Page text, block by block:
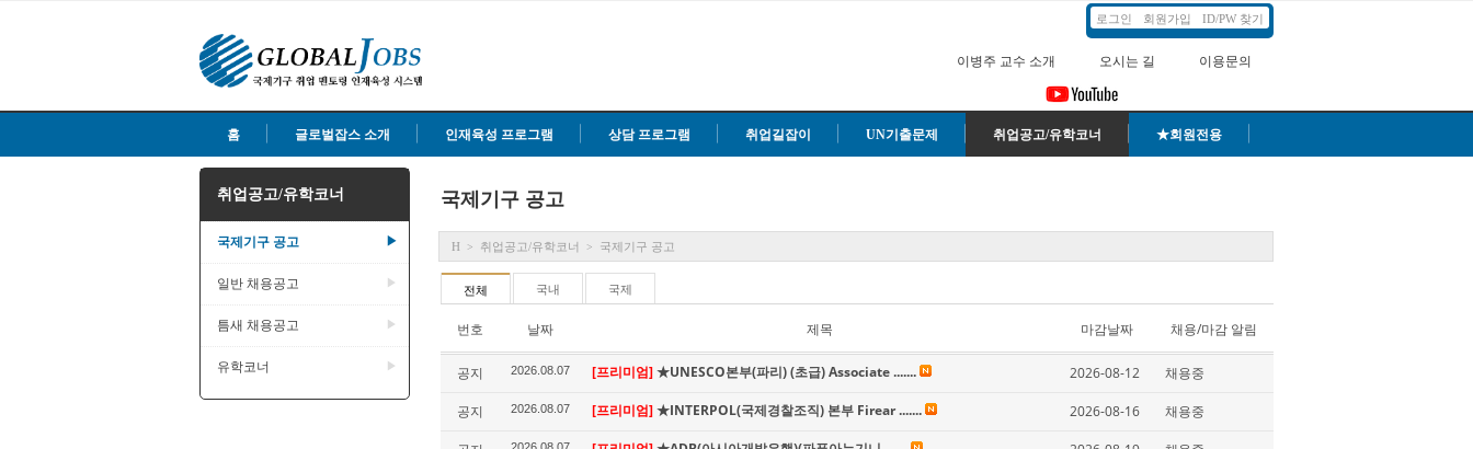
로그인 회원가입 ID/PW 찾기
이병주 교수 소개 오시는 길 이용문의
홈 글로벌잡스 소개 인재육성 프로그램 상담 프로그램 취업길잡이 UN기출문제 취업공고/유학코너 ★회원전용
취업공고/유학코너
국제기구 공고 ▶
일반 채용공고 ▶
틈새 채용공고 ▶
유학코너 ▶
국제기구 공고
H > 취업공고/유학코너 > 국제기구 공고
전체 국내 국제
번호 날짜 제목 마감날짜 채용/마감 알림
공지 2026.08.07 [프리미엄]★UNESCO본부(파리) (초급) Associate ....... 2026-08-12 채용중
공지 2026.08.07 [프리미엄]★INTERPOL(국제경찰조직) 본부 Firear ....... 2026-08-16 채용중